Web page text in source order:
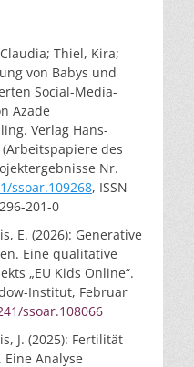
Thiel, Kira;
von Babys und
Social-Media-
Azade
Verlag Hans-
des
Nr.
ssoar.109268, ISSN
201-0
E. (2026): Generative
Eine qualitative
„EU Kids Online“.
Institut, Februar
ssoar.108066
J. (2025): Fertilität
Analyse